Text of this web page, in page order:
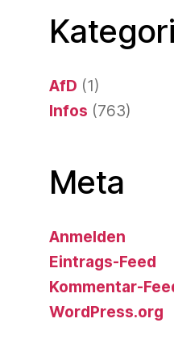
AfD (1)
Infos (763)
Meta
Anmelden
Eintrags-Feed
Kommentar-
WordPress.org